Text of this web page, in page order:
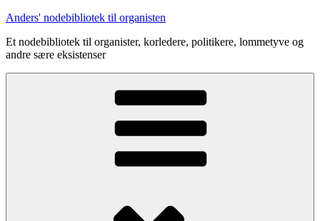
Videre
indhold
Anders' nodebibliotek til organisten
Et nodebibliotek til organister, korledere, politikere, lommetyve og
andre sære eksistenser